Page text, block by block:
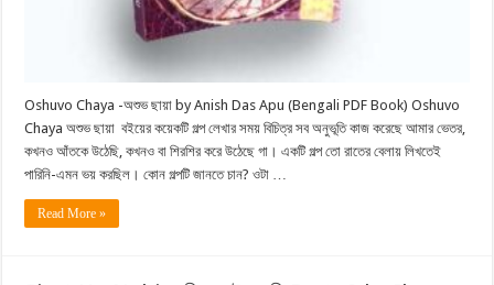
Oshuvo Chaya -অশুভ ছায়া by Anish Das Apu (Bengali PDF Book) Oshuvo
Chaya অশুভ ছায়া বইয়ের কয়েকটি গল্প লেখার সময় বিচিত্র সব অনুভূতি কাজ করেছে আমার ভেতর,
কখনও আঁতকে উঠেছি, কখনও বা শিরশির করে উঠেছে গা। একটি গল্প তাে রাতের বেলায় লিখতেই
পারিনি-এমন ভয় করছিল। কোন গল্পটি জানতে চান? ওটা …
Read More »